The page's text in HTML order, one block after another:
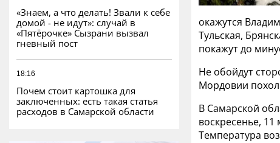
«Знаем, а что делать! Звали к себе
домой - не идут»: случай в
«Пятёрочке» Сызрани вызвал
гневный пост
18:16
Почем стоит картошка для
заключенных: есть такая статья
расходов в Самарской области
окажутся
Тульская,
покажут до
Не обойдут
Мордовии
В Самарской
воскресенье,
Температура